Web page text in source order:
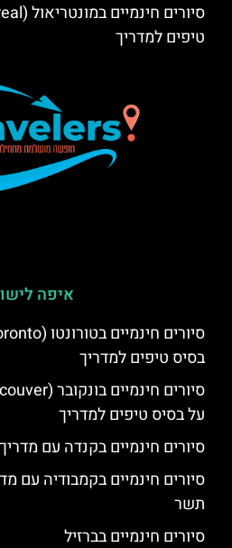
טיפים למדריך
איפה
בסיס טיפים למדריך
על בסיס טיפים למדריך
סיורים חינמיים בקנדה עם
סיורים חינמיים בקמבודיה עם
תשר
סיורים חינמיים בברזיל